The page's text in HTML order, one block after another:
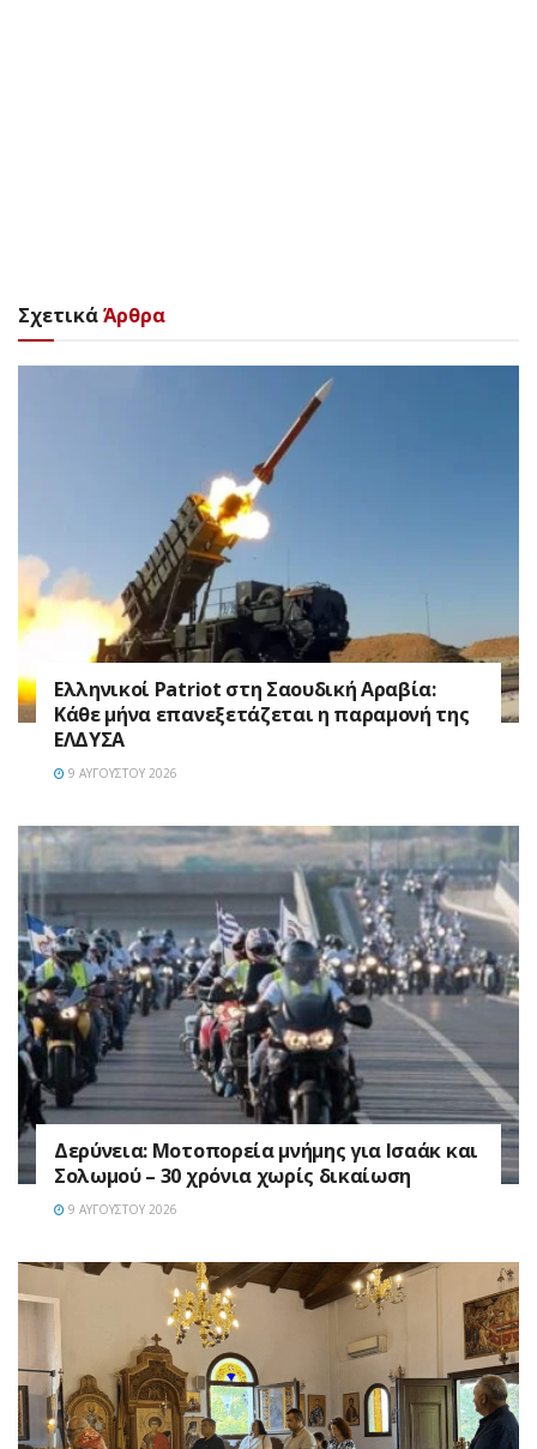
ΣχετικάΆρθρα
Ελληνικοί Patriot στη Σαουδική Αραβία:
Κάθε μήνα επανεξετάζεται η παραμονή της
ΕΛΔΥΣΑ
9 ΑΥΓΟΎΣΤΟΥ 2026
Δερύνεια: Μοτοπορεία μνήμης για Ισαάκ και
Σολωμού – 30 χρόνια χωρίς δικαίωση
9 ΑΥΓΟΎΣΤΟΥ 2026